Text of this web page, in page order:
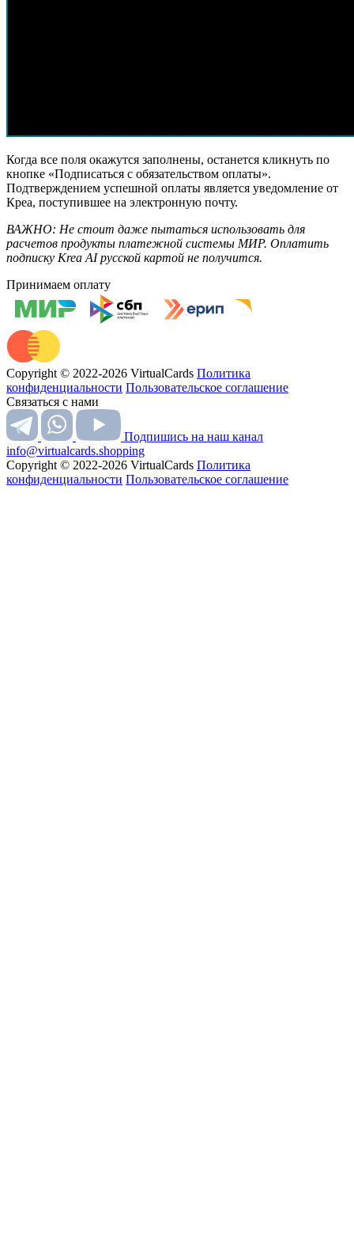
Когда все поля окажутся заполнены, останется кликнуть по
кнопке «Подписаться с обязательством оплаты».
Подтверждением успешной оплаты является уведомление от
Креа, поступившее на электронную почту.
ВАЖНО: Не стоит даже пытаться использовать для
расчетов продукты платежной системы МИР. Оплатить
подписку Krea AIрусской картой не получится.
Принимаем оплату
Copyright © 2022-2026 VirtualCards Политика
конфиденциальности Пользовательское соглашение
Связаться с нами
Подпишись на наш канал
info@virtualcards.shopping
Copyright © 2022-2026 VirtualCards Политика
конфиденциальности Пользовательское соглашение